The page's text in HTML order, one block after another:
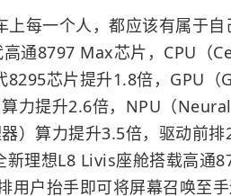
每一个人，都应该有属于
通8797 Max芯片，CPU（
芯片提升1.8倍，GPU（
力提升2.6倍，NPU（
）算力提升3.5倍，驱动前排
新理想L8 Livis座舱搭载高通
户抬手即可将屏幕召唤至手